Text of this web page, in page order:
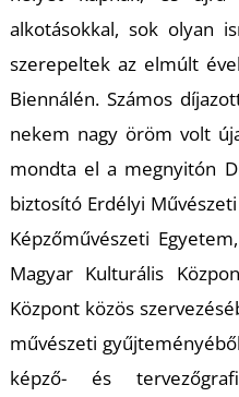
alkotásokkal, sok olyan
szerepeltek az elmúlt
Biennálén. Számos
nekem nagy öröm volt
mondta el a megnyitón
biztosító Erdélyi
Képzőművészeti
Magyar Kulturális
Központ közös
művészeti
képző- és